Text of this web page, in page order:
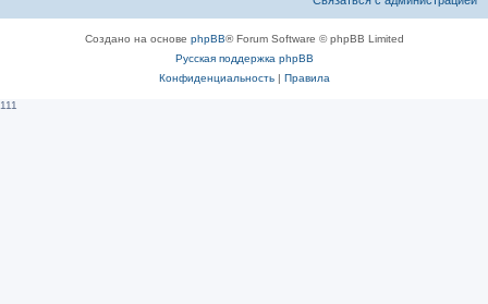
Создано на основе phpBB® Forum Software © phpBB Limited
Русская поддержка phpBB
Конфиденциальность| Правила
111